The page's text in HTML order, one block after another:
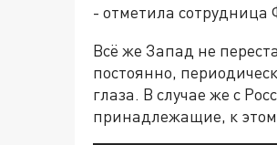
- отметила
Всё же Запад не
постоянно,
глаза. В случае же с
принадлежащие, к